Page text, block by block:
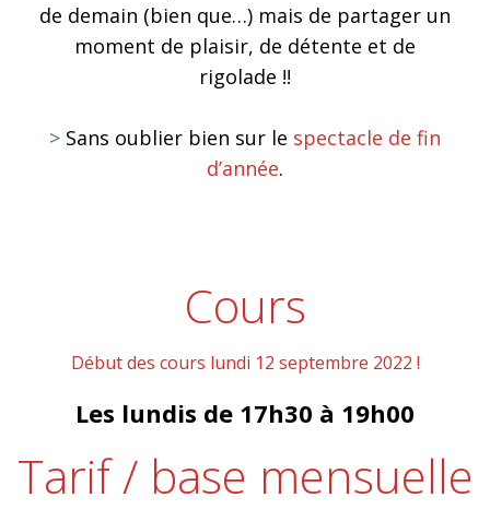
de demain (bien que…) mais de partager un
moment de plaisir, de détente et de
rigolade !!
> Sans oublier bien sur le spectacle de fin
d’année.
Cours
Début des cours lundi 12 septembre 2022 !
Les lundis de 17h30 à 19h00
Tarif / base mensuelle